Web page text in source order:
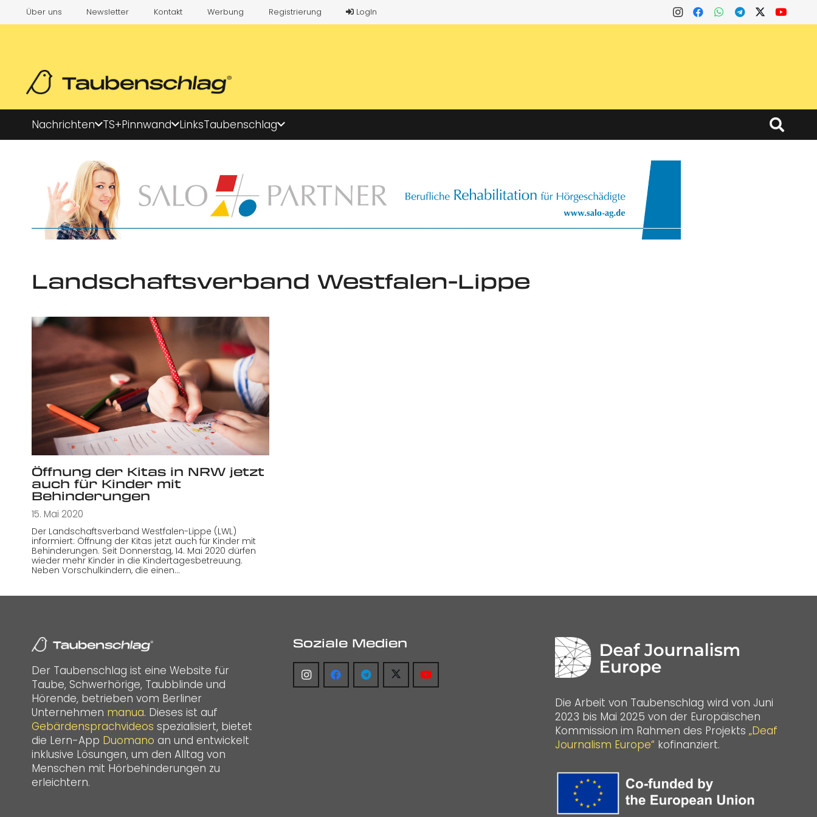
Über uns Newsletter Kontakt Werbung Registrierung LogIn
Nachrichten TS+Pinnwand LinksTaubenschlag
Landschaftsverband Westfalen-Lippe
Öffnung der Kitas in NRW jetzt
auch für Kinder mit
Behinderungen
15. Mai 2020
Der Landschaftsverband Westfalen-Lippe (LWL)
informiert: Öffnung der Kitas jetzt auch für Kinder mit
Behinderungen. Seit Donnerstag, 14. Mai 2020 dürfen
wieder mehr Kinder in die Kindertagesbetreuung.
Neben Vorschulkindern, die einen…
Der Taubenschlag ist eine Website für
Taube, Schwerhörige, Taubblinde und
Hörende, betrieben vom Berliner
Unternehmen manua. Dieses ist auf
Gebärdensprachvideos spezialisiert, bietet
die Lern-App Duomano an und entwickelt
inklusive Lösungen, um den Alltag von
Menschen mit Hörbehinderungen zu
erleichtern.
Soziale Medien
Die Arbeit von Taubenschlag wird von Juni
2023 bis Mai 2025 von der Europäischen
Kommission im Rahmen des Projekts „Deaf
Journalism Europe“ kofinanziert.